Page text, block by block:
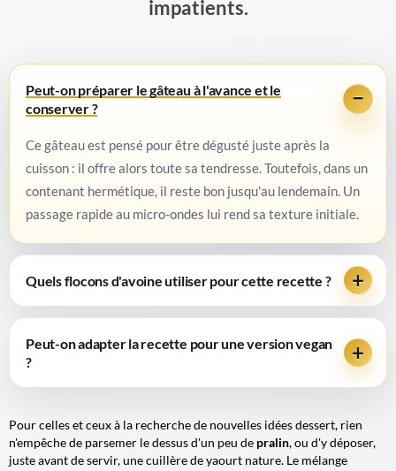
impatients.
Peut-on préparer le gâteau à l'avance et le
conserver ?
Ce gâteau est pensé pour être dégusté juste après la
cuisson : il offre alors toute sa tendresse. Toutefois, dans un
contenant hermétique, il reste bon jusqu'au lendemain. Un
passage rapide au micro-ondes lui rend sa texture initiale.
Quels flocons d'avoine utiliser pour cette recette ?
Peut-on adapter la recette pour une version vegan
?
Pour celles et ceux à la recherche de nouvelles idées dessert, rien
n'empêche de parsemer le dessus d'un peu de pralin, ou d'y déposer,
juste avant de servir, une cuillère de yaourt nature. Le mélange